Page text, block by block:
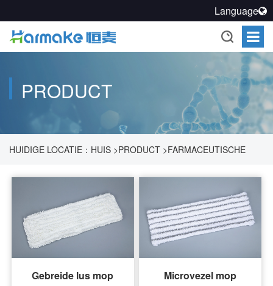
PRODUCT
HUIDIGE LOCATIE： HUIS >PRODUCT >FARMACEUTISCHE
PROCESREINIGINGSOPLOSSING>REINIG EN DESINFECTEER
MOEP
Gebreide lus mop Microvezel mop
Language